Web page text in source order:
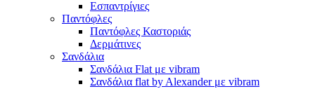
Εσπαντρίγιες
Παντόφλες
Παντόφλες Καστοριάς
Δερμάτινες
Σανδάλια
Σανδάλια Flat με vibram
Σανδάλια flat by Alexander με vibram